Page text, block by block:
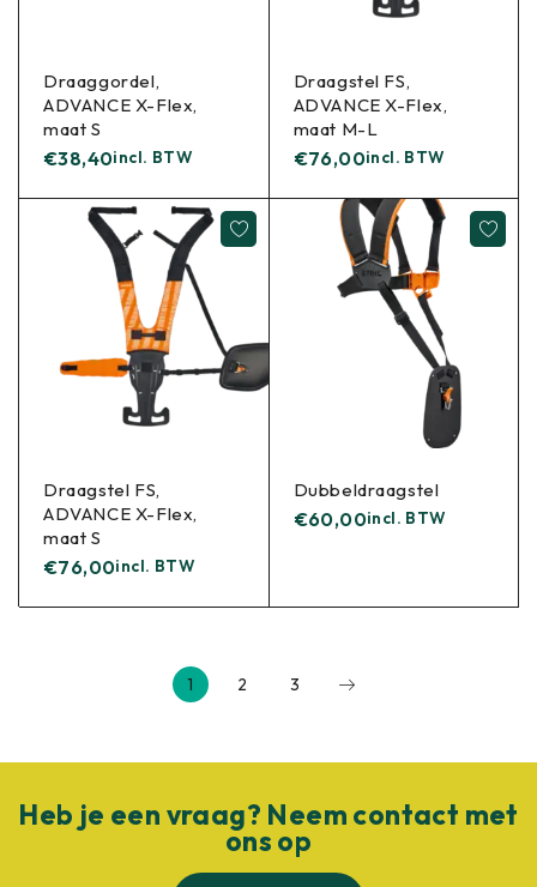
Draaggordel,
ADVANCE X-Flex,
maat S
€38,40incl. BTW
Draagstel FS,
ADVANCE X-Flex,
maat M-L
€76,00incl. BTW
Draagstel FS,
ADVANCE X-Flex,
maat S
€76,00incl. BTW
Dubbeldraagstel
€60,00incl. BTW
1 2 3
Heb je een vraag? Neem contact met
ons op